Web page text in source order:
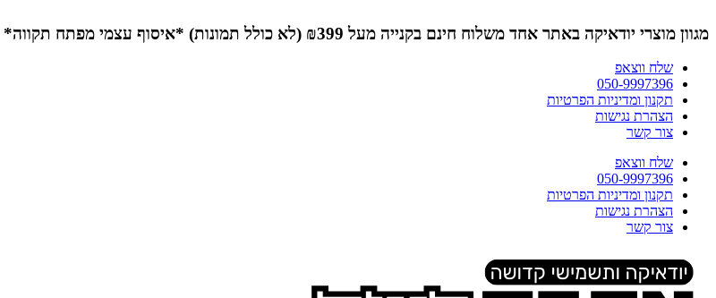
לתוכן
מגוון מוצרי יודאיקה באתר אחד משלוח חינם בקנייה מעל ₪399 (לא כולל תמונות) *איסוף עצמי מפתח תקווה*
שלח ווצאפ
050-9997396
תקנון ומדיניות הפרטיות
הצהרת נגישות
צור קשר
שלח ווצאפ
050-9997396
תקנון ומדיניות הפרטיות
הצהרת נגישות
צור קשר